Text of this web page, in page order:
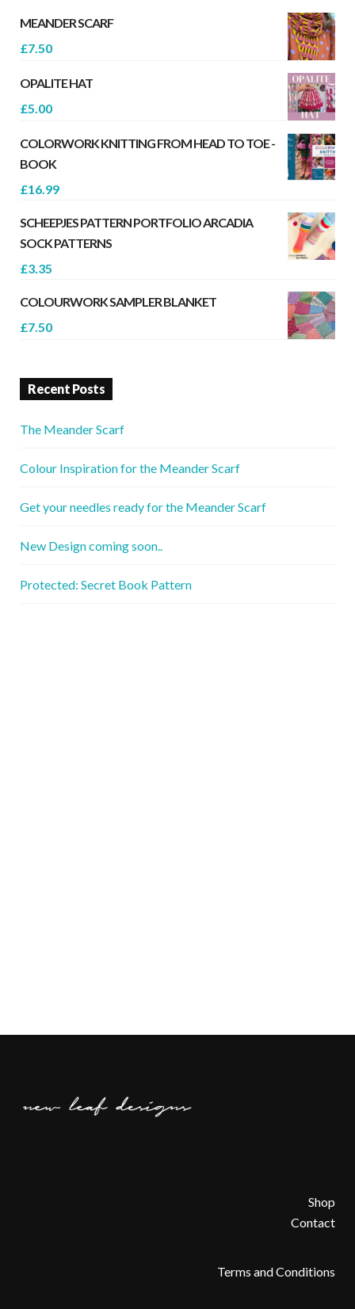
MEANDER SCARF
£7.50
OPALITE HAT
£5.00
COLORWORK KNITTING FROM HEAD TO TOE -
BOOK
£16.99
SCHEEPJES PATTERN PORTFOLIO ARCADIA
SOCK PATTERNS
£3.35
COLOURWORK SAMPLER BLANKET
£7.50
Recent Posts
The Meander Scarf
Colour Inspiration for the Meander Scarf
Get your needles ready for the Meander Scarf
New Design coming soon..
Protected: Secret Book Pattern
Shop
Contact
Terms and Conditions